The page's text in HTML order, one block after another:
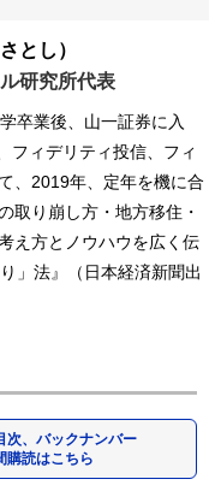
とし）
研究所代表
卒業後、山一証券に入
フィデリティ投信、フィ
、2019年、定年を機に合
取り崩し方・地方移住・
え方とノウハウを広く伝
」法』（日本経済新聞出
次、バックナンバー
購読はこちら